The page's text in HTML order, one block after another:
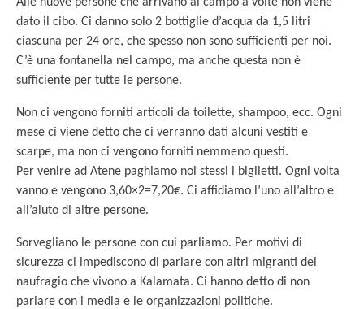
dato il cibo. Ci danno solo 2 bottiglie d’acqua da 1,5 litri
ciascuna per 24 ore, che spesso non sono sufficienti per noi.
C’è una fontanella nel campo, ma anche questa non è
sufficiente per tutte le persone.
Non ci vengono forniti articoli da toilette, shampoo, ecc. Ogni
mese ci viene detto che ci verranno dati alcuni vestiti e
scarpe, ma non ci vengono forniti nemmeno questi.
Per venire ad Atene paghiamo noi stessi i biglietti. Ogni volta
vanno e vengono 3,60×2=7,20€. Ci affidiamo l’uno all’altro e
all’aiuto di altre persone.
Sorvegliano le persone con cui parliamo. Per motivi di
sicurezza ci impediscono di parlare con altri migranti del
naufragio che vivono a Kalamata. Ci hanno detto di non
parlare con i media e le organizzazioni politiche.